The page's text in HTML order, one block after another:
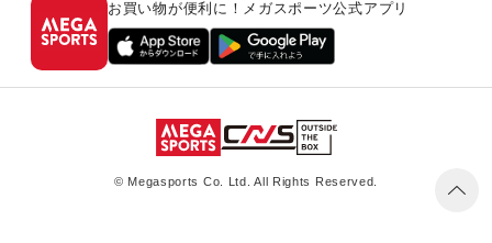
お買い物が便利に！メガスポーツ公式アプリ
© Megasports Co. Ltd. All Rights Reserved.